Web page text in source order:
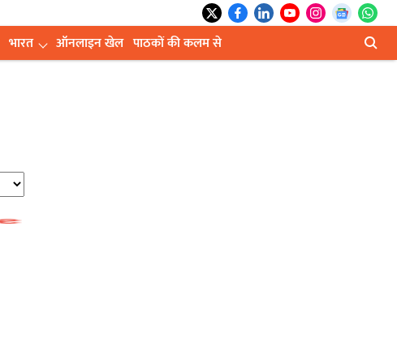
भारत ऑनलाइन खेल पाठकों की कलम से